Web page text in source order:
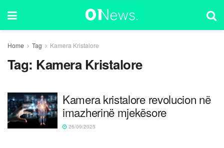
Home Tag Kamera Kristalore
Tag: Kamera Kristalore
Kamera kristalore revolucion në
imazherinë mjekësore
26/09/2025